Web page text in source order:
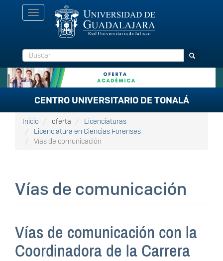
Toggle
navigation
Buscar Buscar
CENTRO UNIVERSITARIO DE TONALÁ
Inicio oferta
Licenciaturas
Licenciatura en Ciencias Forenses
Vías de comunicación
Vías de comunicación
Vías de comunicación con la
Coordinadora de la Carrera